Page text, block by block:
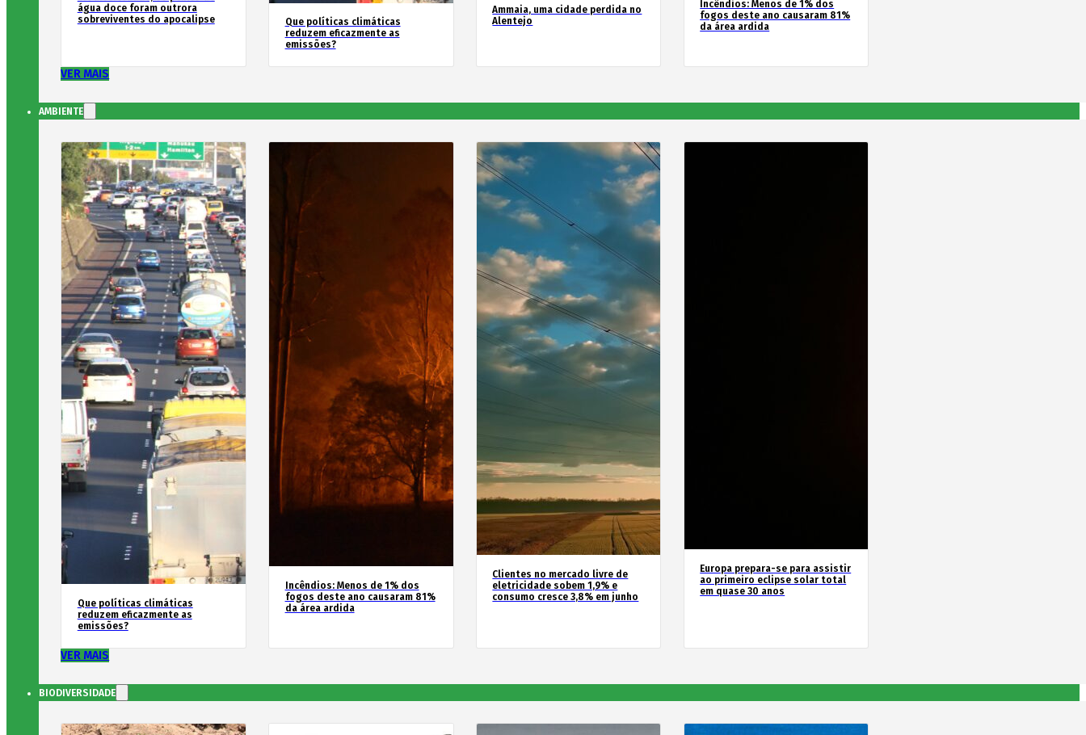
água doce foram outrora
sobreviventes do apocalipse
Que políticas climáticas
reduzem eficazmente as
emissões?
Ammaia, uma cidade perdida no
Alentejo
Incêndios: Menos de 1% dos
fogos deste ano causaram 81%
da área ardida
VER MAIS
AMBIENTE
Que políticas climáticas
reduzem eficazmente as
emissões?
Incêndios: Menos de 1% dos
fogos deste ano causaram 81%
da área ardida
Clientes no mercado livre de
eletricidade sobem 1,9% e
consumo cresce 3,8% em junho
Europa prepara-se para assistir
ao primeiro eclipse solar total
em quase 30 anos
VER MAIS
BIODIVERSIDADE